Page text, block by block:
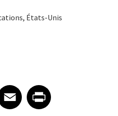
États-Unis
article on Email
EmailShare article on Print